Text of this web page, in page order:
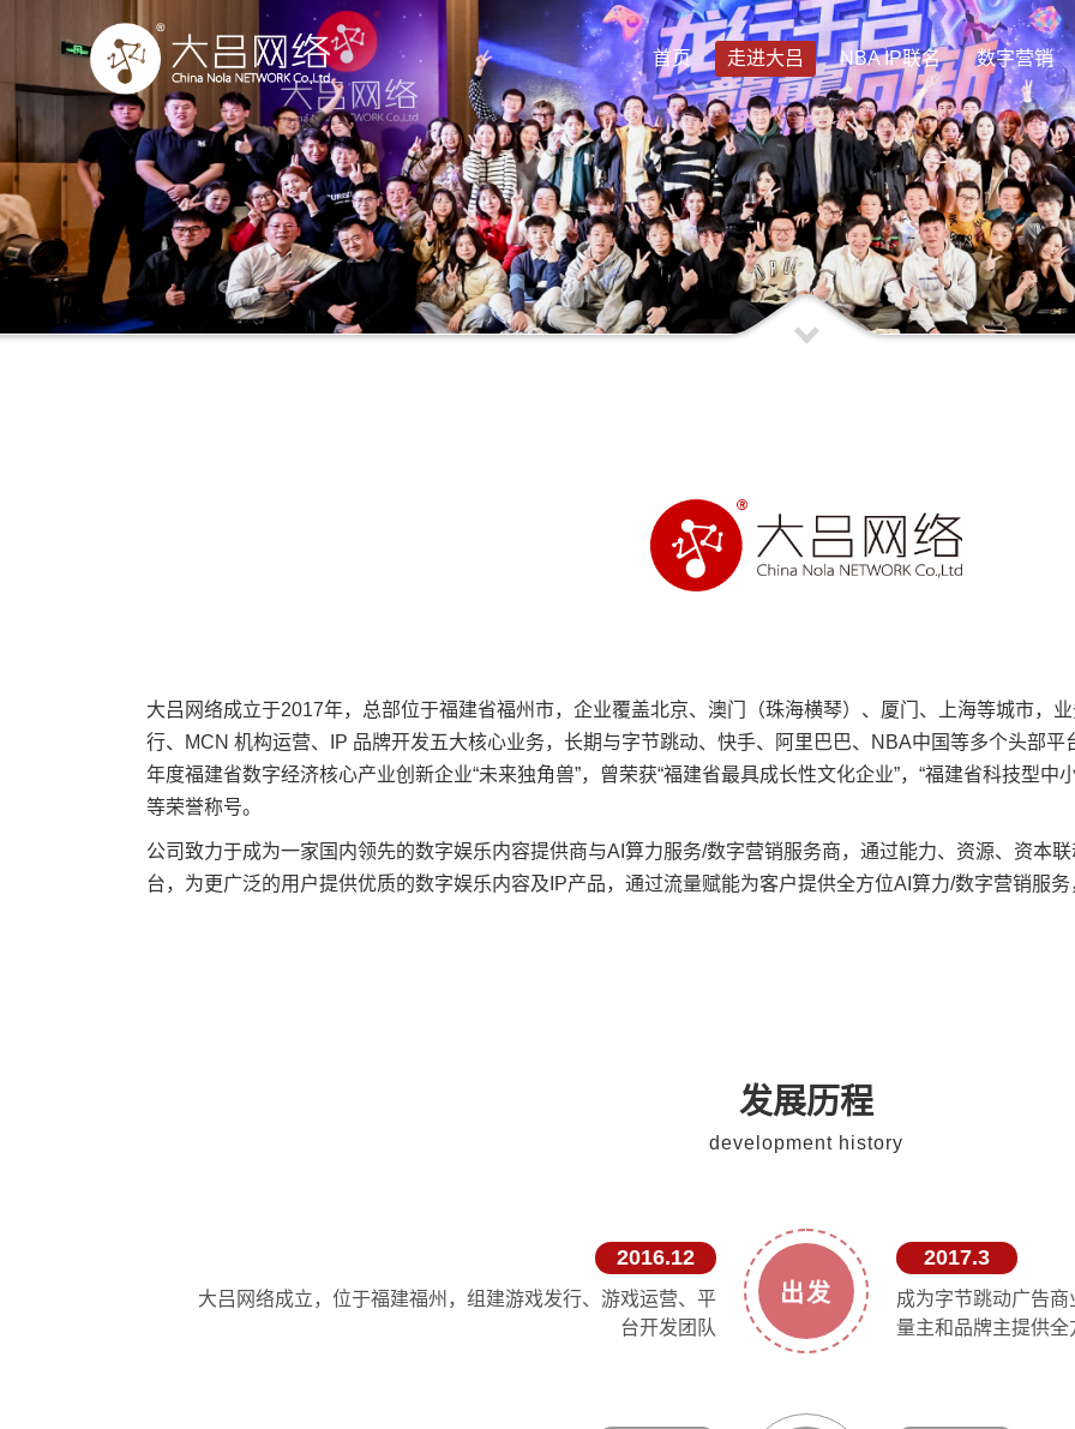
首页 走进大吕 NBA IP联名 数字营销
大吕网络成立于2017年，总部位于福建省福州市，企业覆盖北京、澳门（珠海横琴）、厦门、上海等城市，
行、MCN 机构运营、IP 品牌开发五大核心业务，长期与字节跳动、快手、阿里巴巴、NBA中国等多个头部
年度福建省数字经济核心产业创新企业“未来独角兽”，曾荣获“福建省最具成长性文化企业”，“福建省科技型中
等荣誉称号。
公司致力于成为一家国内领先的数字娱乐内容提供商与AI算力服务/数字营销服务商，通过能力、资源、资本
台，为更广泛的用户提供优质的数字娱乐内容及IP产品，通过流量赋能为客户提供全方位AI算力/数字营销服务
发展历程
development history
2016.12
大吕网络成立，位于福建福州，组建游戏发行、游戏运营、平
台开发团队
出发
2017.3
成为字节跳动广告
量主和品牌主提供全